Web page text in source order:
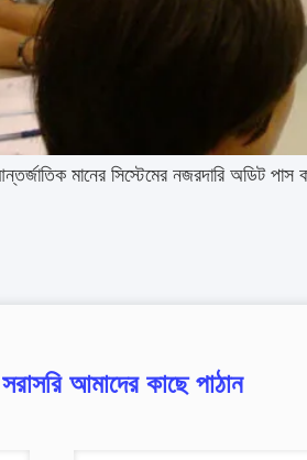
মানের সিস্টেমের নজরদারি অডিট পাস
আমাদের কাছে পাঠান